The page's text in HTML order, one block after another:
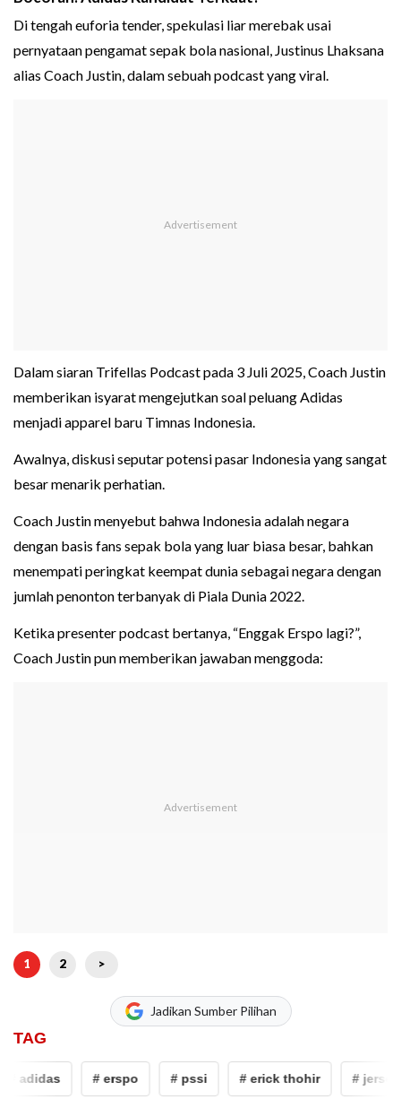
Di tengah euforia tender, spekulasi liar merebak usai
pernyataan pengamat sepak bola nasional, Justinus Lhaksana
alias Coach Justin, dalam sebuah podcast yang viral.
Dalam siaran Trifellas Podcast pada 3 Juli 2025, Coach Justin
memberikan isyarat mengejutkan soal peluang Adidas
menjadi apparel baru Timnas Indonesia.
Awalnya, diskusi seputar potensi pasar Indonesia yang sangat
besar menarik perhatian.
Coach Justin menyebut bahwa Indonesia adalah negara
dengan basis fans sepak bola yang luar biasa besar, bahkan
menempati peringkat keempat dunia sebagai negara dengan
jumlah penonton terbanyak di Piala Dunia 2022.
Ketika presenter podcast bertanya, “Enggak Erspo lagi?”,
Coach Justin pun memberikan jawaban menggoda:
1 2 >
Jadikan Sumber Pilihan
TAG
# erspo # pssi # erick thohir # jersey